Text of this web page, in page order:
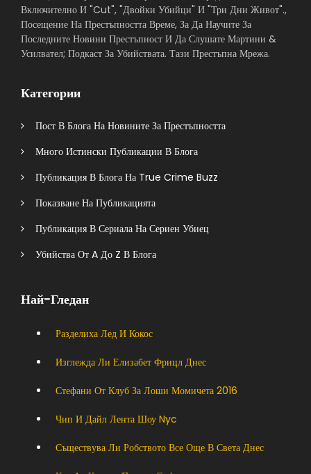
Включително И "Cut", "Двойки Убийци" И "Три Дни Живот".,
Посещение На Престъпността Време, За Да Научите За
Последните Новини Престъпност И Да Слушате Мартини &
Усилвател; Подкаст За Убийствата. Тази Престъпна Мрежа.
Категории
Пост В Блога На Новините За Престъпността
Много Истински Публикации В Блога
Публикация В Блога На True Crime Buzz
Показване На Публикацията
Публикация В Сериала На Сериен Убиец
Убийства От A До Z В Блога
Най-Гледан
Разделиха Лед И Кокос
Изглежда Ли Елизабет Фрицл Днес
Стефани От Клуб За Лоши Момичета 2016
Чип И Дайл Лента Шоу Nyc
Съществува Ли Робството Все Още В Света Днес